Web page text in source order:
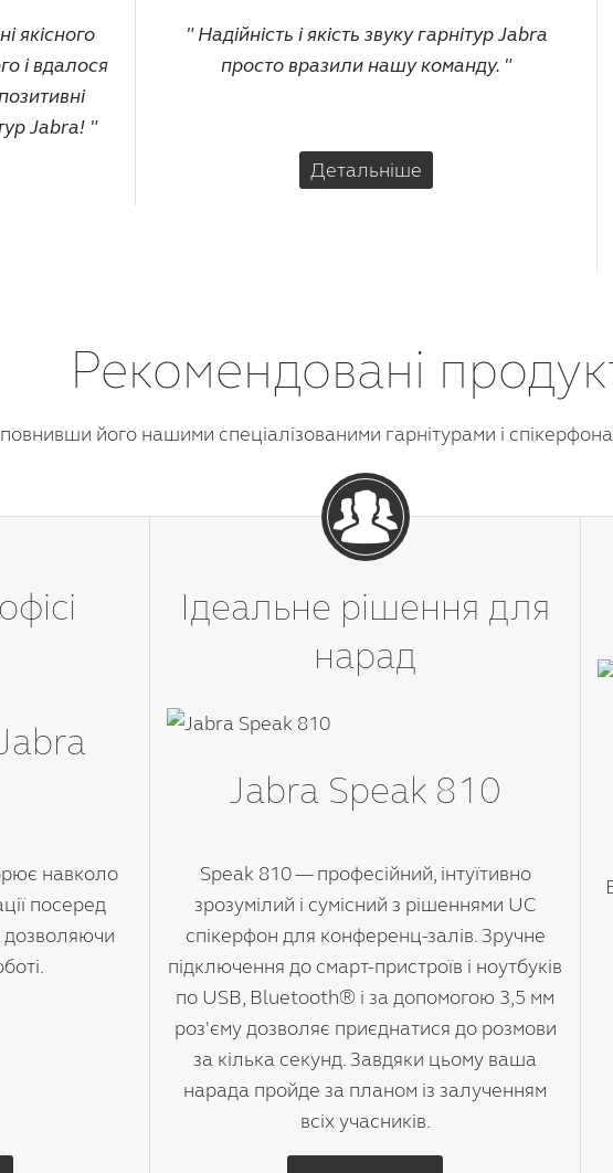
якісного
і вдалося
Jabra!
Надійність і якість звуку гарнітур Jabra
просто вразили нашу команду.
Детальніше
Рекомендовані
його нашими спеціалізованими гарнітурами і
навколо
посеред
дозволяючи
Ідеальне рішення для
нарад
Jabra Speak 810
Speak 810 — професійний, інтуїтивно
зрозумілий і сумісний з рішеннями UC
спікерфон для конференц-залів. Зручне
підключення до смарт-пристроїв і ноутбуків
по USB, Bluetooth® і за допомогою 3,5 мм
роз'єму дозволяє приєднатися до розмови
за кілька секунд. Завдяки цьому ваша
нарада пройде за планом із залученням
всіх учасників.